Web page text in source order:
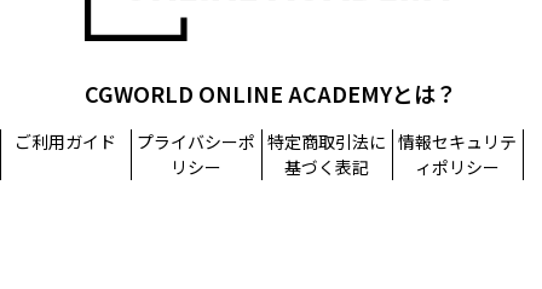
CGWORLD ONLINE ACADEMYとは？
ご利用ガイド
プライバシーポ
リシー
特定商取引法に
基づく表記
情報セキュリテ
ィポリシー